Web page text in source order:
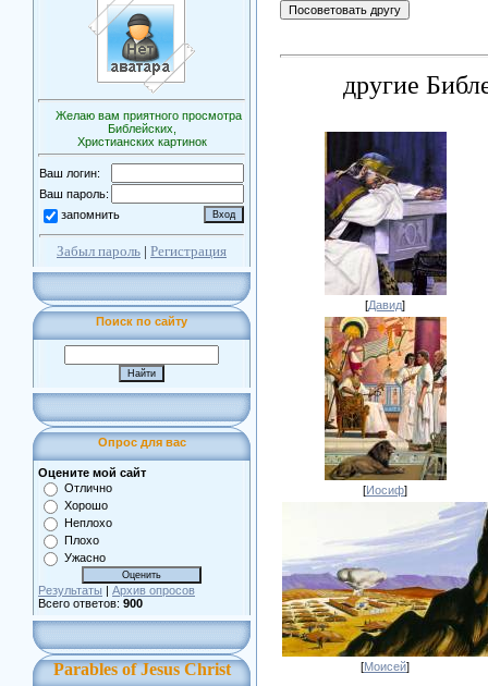
Желаю вам приятного просмотра
Библейских,
Христианских картинок
Ваш логин:
Ваш пароль:
запомнить
Забыл пароль | Регистрация
Поиск по сайту
Опрос для вас
Оцените мой сайт
Отлично
Хорошо
Неплохо
Плохо
Ужасно
Результаты | Архив опросов
Всего ответов: 900
Parables of Jesus Christ
другие
[Давид]
[Иосиф]
[Моисей]